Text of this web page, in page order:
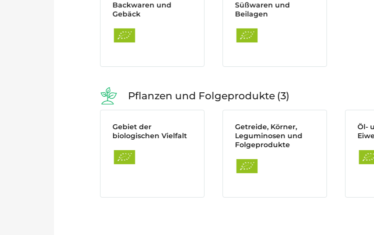
Backwaren und
Gebäck
Süßwaren und
Beilagen
Pflanzen und Folgeprodukte 3
Gebiet der
biologischen Vielfalt
Getreide, Körner,
Leguminosen und
Folgeprodukte
Öl-